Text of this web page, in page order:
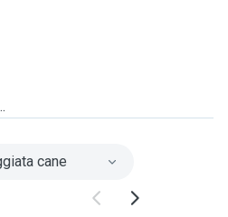
cane